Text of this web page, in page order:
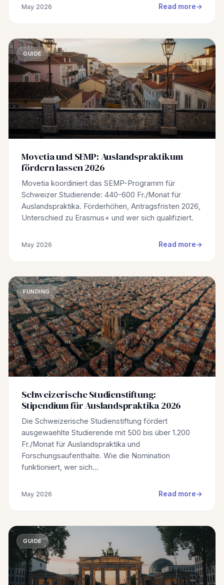
May 2026 Read more
GUIDE
Movetia und SEMP: Auslandspraktikum
fördern lassen 2026
Movetia koordiniert das SEMP-Programm für
Schweizer Studierende: 440-600 Fr./Monat für
Auslandspraktika. Förderhöhen, Antragsfristen 2026,
Unterschied zu Erasmus+ und wer sich qualifiziert.
May 2026 Read more
FUNDING
Schweizerische Studienstiftung:
Stipendium für Auslandspraktika 2026
Die Schweizerische Studienstiftung fördert
ausgewaehlte Studierende mit 500 bis über 1.200
Fr./Monat für Auslandspraktika und
Forschungsaufenthalte. Wie die Nomination
funktioniert, wer sich…
May 2026 Read more
GUIDE